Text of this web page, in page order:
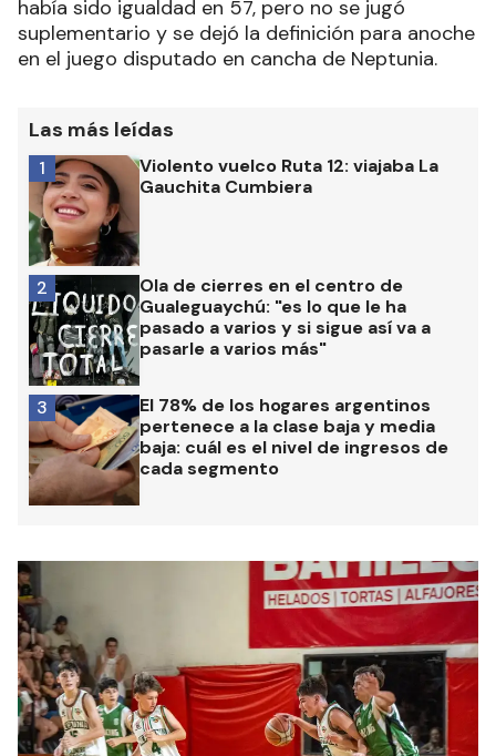
había sido igualdad en 57, pero no se jugó
suplementario y se dejó la definición para anoche
en el juego disputado en cancha de Neptunia.
Las más leídas
Violento vuelco Ruta 12: viajaba La
Gauchita Cumbiera
1
Ola de cierres en el centro de
Gualeguaychú: "es lo que le ha
pasado a varios y si sigue así va a
pasarle a varios más"
2
El 78% de los hogares argentinos
pertenece a la clase baja y media
baja: cuál es el nivel de ingresos de
cada segmento
3